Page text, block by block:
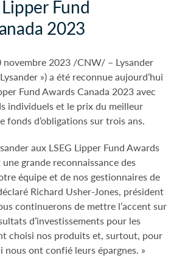
Fund
2023
novembre 2023 /CNW/ – Lysander
») a été reconnue aujourd’hui
Fund Awards Canada 2023 avec
individuels et le prix du meilleur
fonds d’obligations sur trois ans.
aux LSEG Lipper Fund Awards
grande reconnaissance des
équipe et de nos gestionnaires de
Richard Usher-Jones, président
continuerons de mettre l’accent sur
d’investissements pour les
choisi nos produits et, surtout, pour
nous ont confié leurs épargnes. »